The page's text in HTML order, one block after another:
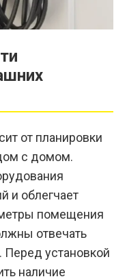
от планировки
с домом.
и облегчает
помещения
отвечать
Перед установкой
наличие